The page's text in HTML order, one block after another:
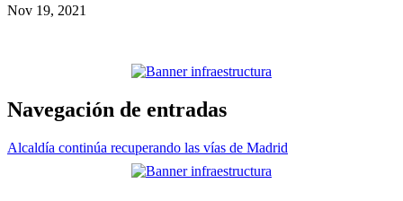
Nov 19, 2021
Navegación de entradas
Alcaldía continúa recuperando las vías de Madrid